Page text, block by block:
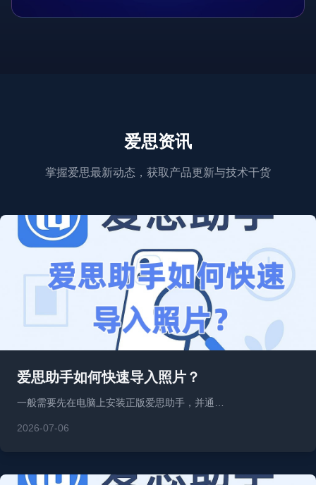
爱思资讯
掌握爱思最新动态，获取产品更新与技术干货
爱思助手如何快速导入照片？
一般需要先在电脑上安装正版爱思助手，并通…
2026-07-06